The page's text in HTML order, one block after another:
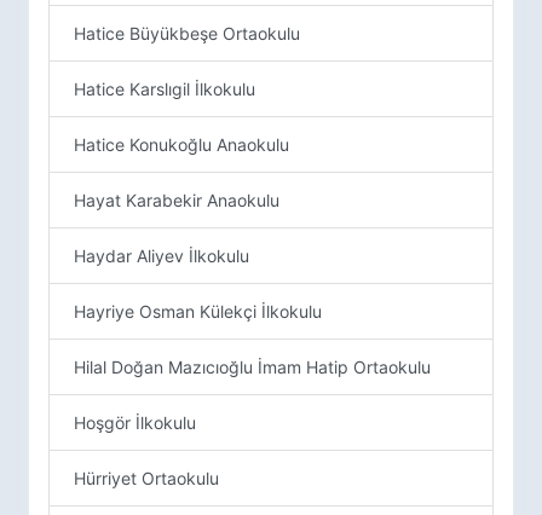
Hatice Büyükbeşe Ortaokulu
Hatice Karslıgil İlkokulu
Hatice Konukoğlu Anaokulu
Hayat Karabekir Anaokulu
Haydar Aliyev İlkokulu
Hayriye Osman Külekçi İlkokulu
Hilal Doğan Mazıcıoğlu İmam Hatip Ortaokulu
Hoşgör İlkokulu
Hürriyet Ortaokulu